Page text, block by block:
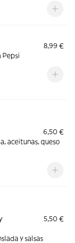
8,99 €
Pepsi
6,50 €
aceitunas, queso
5,50 €
y salsas